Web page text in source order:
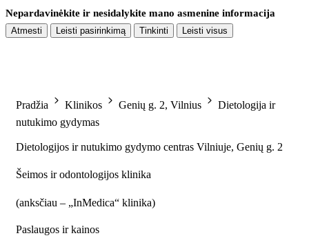
Nepardavinėkite ir nesidalykite mano asmenine informacija
Atmesti Leisti pasirinkimą Tinkinti Leisti visus
Pradžia Klinikos Genių g. 2, Vilnius
Dietologija ir
nutukimo gydymas
Dietologijos ir nutukimo gydymo centras Vilniuje, Genių g. 2
Šeimos ir odontologijos klinika
(anksčiau – „InMedica“ klinika)
Paslaugos ir kainos